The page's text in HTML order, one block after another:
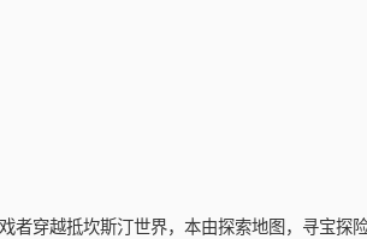
者穿越抵坎斯汀世界，本由探索地图，寻宝探